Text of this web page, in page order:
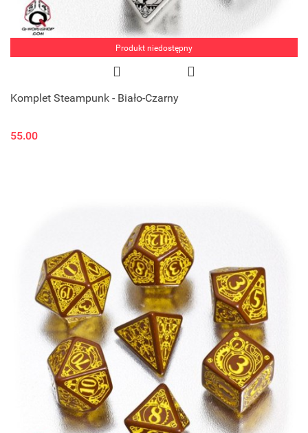
Produkt niedostępny
Komplet Steampunk - Biało-Czarny
55.00